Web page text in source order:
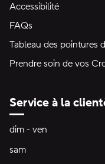
Accessibilité
FAQs
Tableau des pointures
Prendre soin de vos
Service à la
Heures d'ouverture:
dim - ven dimanche à
sam